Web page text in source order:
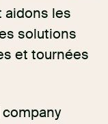
aidons les
solutions
et tournées
company